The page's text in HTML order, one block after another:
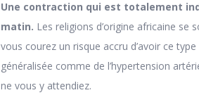
Une contraction qui est totalement
matin. Les religions d’origine africaine se
vous courez un risque accru d’avoir ce
généralisée comme de l’hypertension
ne vous y attendiez.